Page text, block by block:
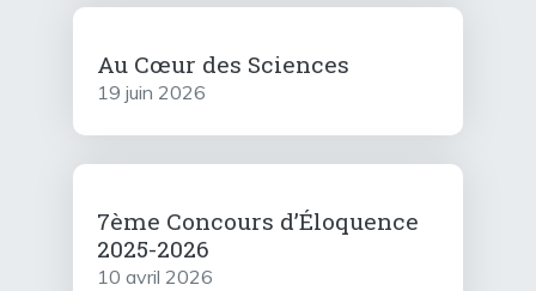
Au Cœur des Sciences
19 juin 2026
7ème Concours d’Éloquence
2025-2026
10 avril 2026